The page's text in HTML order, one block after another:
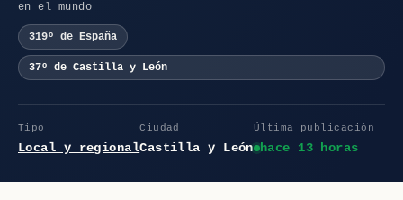
en el mundo
319º de España
37º de Castilla y León
Tipo
Local y regional
Ciudad
Castilla y León
Última publicación
hace 13 horas